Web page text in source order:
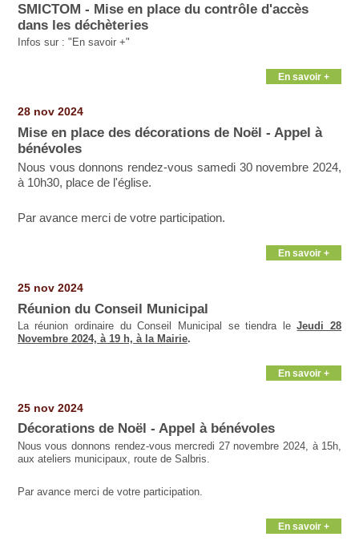
SMICTOM - Mise en place du contrôle d'accès
dans les déchèteries
Infos sur : "En savoir +"
En savoir +
28 nov 2024
Mise en place des décorations de Noël - Appel à
bénévoles
Nous vous donnons rendez-vous samedi 30 novembre 2024,
à 10h30, place de l'église.
Par avance merci de votre participation.
En savoir +
25 nov 2024
Réunion du Conseil Municipal
La réunion ordinaire du Conseil Municipal se tiendra leJeudi 28
Novembre 2024, à 19 h, à la Mairie.
En savoir +
25 nov 2024
Décorations de Noël - Appel à bénévoles
Nous vous donnons rendez-vous mercredi 27 novembre 2024, à 15h,
aux ateliers municipaux, route de Salbris.
Par avance merci de votre participation.
En savoir +